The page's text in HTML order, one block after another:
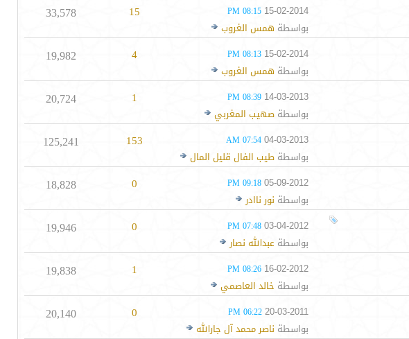
15-02-2014
08:15 PM
بواسطة همس الغروب
15
33,578
15-02-2014
08:13 PM
بواسطة همس الغروب
4
19,982
14-03-2013
08:39 PM
بواسطةصهيب المغربي
1
20,724
04-03-2013
07:54 AM
بواسطةطيب الفال قليل المال
153
125,241
05-09-2012
09:18 PM
بواسطة نور ناادر
0
18,828
03-04-2012
07:48 PM
بواسطةعبدالله نصار
0
19,946
16-02-2012
08:26 PM
بواسطة خالد العاصمي
1
19,838
20-03-2011
06:22 PM
بواسطة ناصر محمد آل جارالله
0
20,140